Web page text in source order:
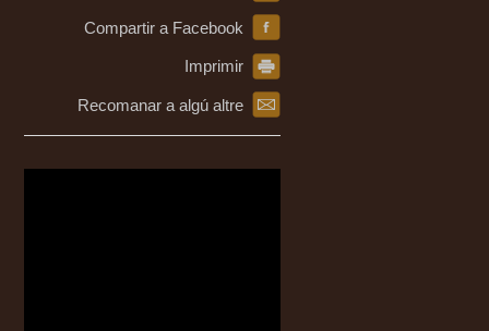
Compartir a Facebook
Imprimir
Recomanar a algú altre